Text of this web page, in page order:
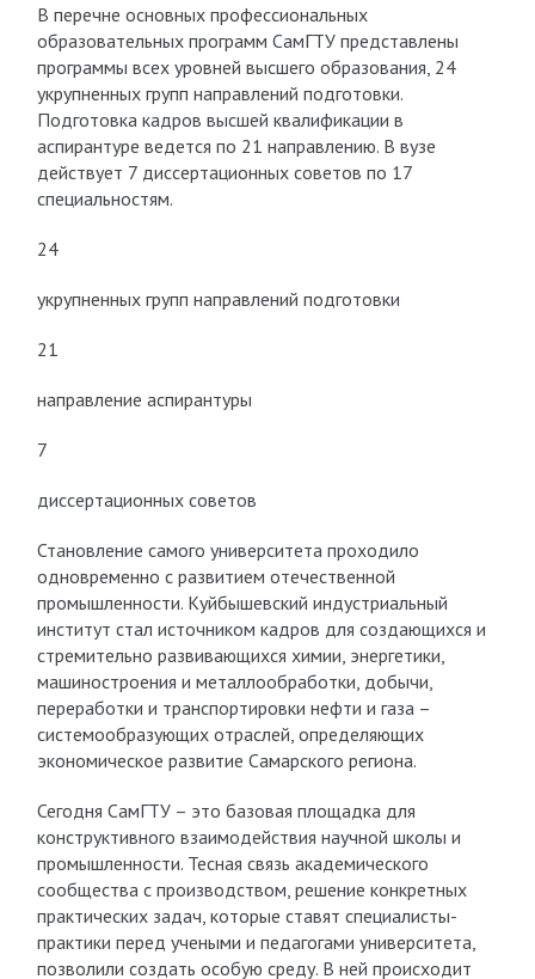
В перечне основных профессиональных
образовательных программ СамГТУ представлены
программы всех уровней высшего образования, 24
укрупненных групп направлений подготовки.
Подготовка кадров высшей квалификации в
аспирантуре ведется по 21 направлению. В вузе
действует 7 диссертационных советов по 17
специальностям.
24
укрупненных групп направлений подготовки
21
направление аспирантуры
7
диссертационных советов
Становление самого университета проходило
одновременно с развитием отечественной
промышленности. Куйбышевский индустриальный
институт стал источником кадров для создающихся и
стремительно развивающихся химии, энергетики,
машиностроения и металлообработки, добычи,
переработки и транспортировки нефти и газа –
системообразующих отраслей, определяющих
экономическое развитие Самарского региона.
Сегодня СамГТУ – это базовая площадка для
конструктивного взаимодействия научной школы и
промышленности. Тесная связь академического
сообщества с производством, решение конкретных
практических задач, которые ставят специалисты-
практики перед учеными и педагогами университета,
позволили создать особую среду. В ней происходит